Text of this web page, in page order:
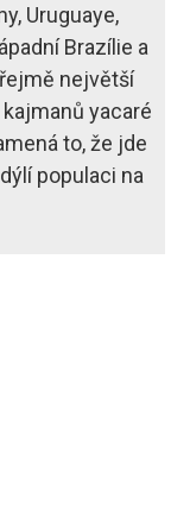
Uruguaye,
Brazílie a
největší
yacaré
to, že jde
populaci na